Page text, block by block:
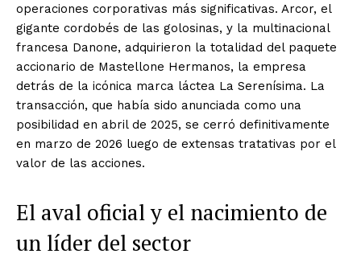
operaciones corporativas más significativas. Arcor, el
gigante cordobés de las golosinas, y la multinacional
francesa Danone, adquirieron la totalidad del paquete
accionario de Mastellone Hermanos, la empresa
detrás de la icónica marca láctea La Serenísima. La
transacción, que había sido anunciada como una
posibilidad en abril de 2025, se cerró definitivamente
en marzo de 2026 luego de extensas tratativas por el
valor de las acciones.
El aval oficial y el nacimiento de
un líder del sector